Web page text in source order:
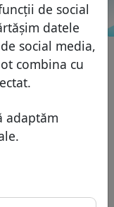
de social
datele
social media,
combina cu
adaptăm
.quebec Caută